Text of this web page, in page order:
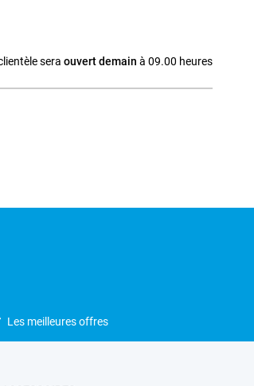
sera ouvert demain à 09.00 heures
Les meilleures offres